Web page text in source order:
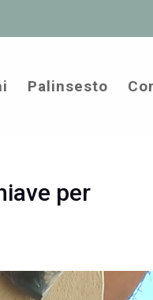
Palinsesto
per